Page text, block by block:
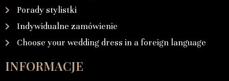
Porady stylistki
Indywidualne zamówienie
Choose your wedding dress in a foreign language
INFORMACJE